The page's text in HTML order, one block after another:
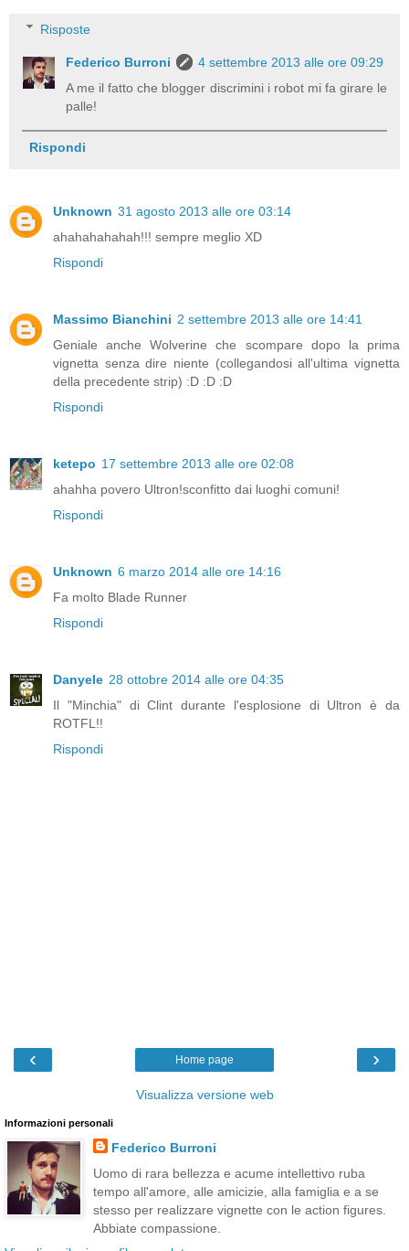
Risposte
Federico Burroni
4 settembre 2013 alle ore 09:29
A me il fatto che blogger discrimini i robot mi fa girare le
palle!
Rispondi
Unknown 31 agosto 2013 alle ore 03:14
ahahahahahah!!! sempre meglio XD
Rispondi
Massimo Bianchini 2 settembre 2013 alle ore 14:41
Geniale anche Wolverine che scompare dopo la prima
vignetta senza dire niente (collegandosi all'ultima vignetta
della precedente strip) :D :D :D
Rispondi
ketepo 17 settembre 2013 alle ore 02:08
ahahha povero Ultron!sconfitto dai luoghi comuni!
Rispondi
Unknown 6 marzo 2014 alle ore 14:16
Fa molto Blade Runner
Rispondi
Danyele 28 ottobre 2014 alle ore 04:35
Il "Minchia" di Clint durante l'esplosione di Ultron è da
ROTFL!!
Rispondi
‹ ›
Home page
Visualizza versione web
Informazioni personali
Federico Burroni
Uomo di rara bellezza e acume intellettivo ruba
tempo all'amore, alle amicizie, alla famiglia e a se
stesso per realizzare vignette con le action figures.
Abbiate compassione.